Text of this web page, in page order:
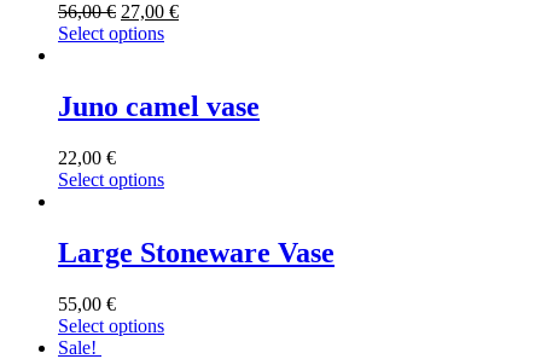
56,00€ 27,00 €
Select options
Juno camel vase
22,00 €
Select options
Large Stoneware Vase
55,00 €
Select options
Sale!